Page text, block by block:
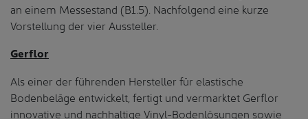
an einem Messestand (B1.5). Nachfolgend eine kurze
Vorstellung der vier Aussteller.
Gerflor
Als einer der führenden Hersteller für elastische
Bodenbeläge entwickelt, fertigt und vermarktet Gerflor
innovative und nachhaltige Vinyl-Bodenlösungen sowie